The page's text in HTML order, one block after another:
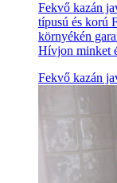
Fekvő kazán
típusú és korú
környékén
Hívjon minket
Fekvő kazán